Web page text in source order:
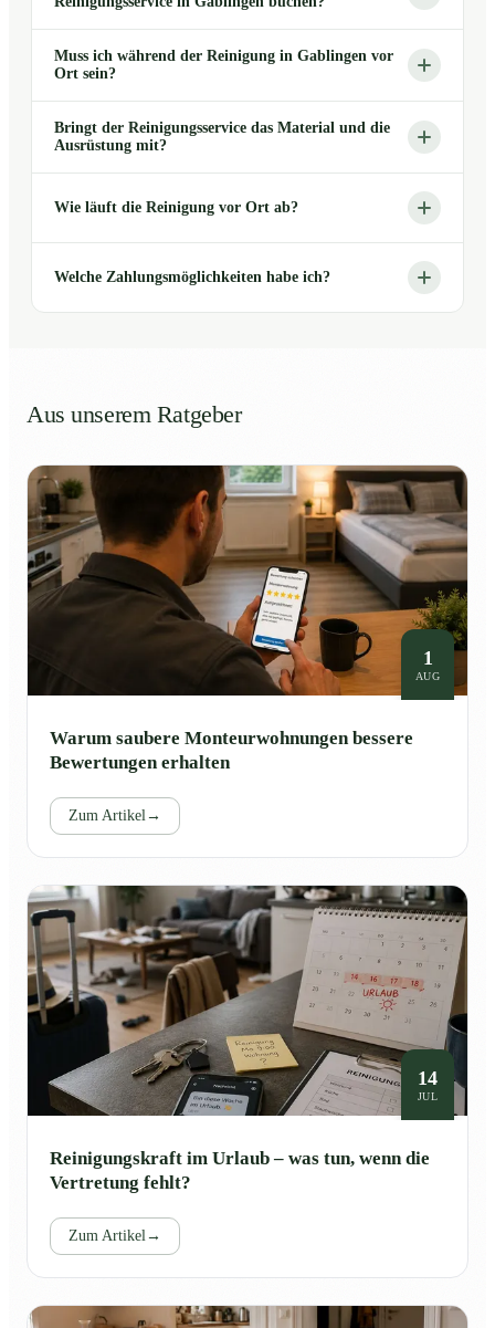
Muss ich während der Reinigung in Gablingen vor
Ort sein?
Bringt der Reinigungsservice das Material und die
Ausrüstung mit?
Wie läuft die Reinigung vor Ort ab?
Welche Zahlungsmöglichkeiten habe ich?
Aus unserem Ratgeber
1
AUG
Warum saubere Monteurwohnungen bessere
Bewertungen erhalten
Zum Artikel→
14
JUL
Reinigungskraft im Urlaub – was tun, wenn die
Vertretung fehlt?
Zum Artikel→